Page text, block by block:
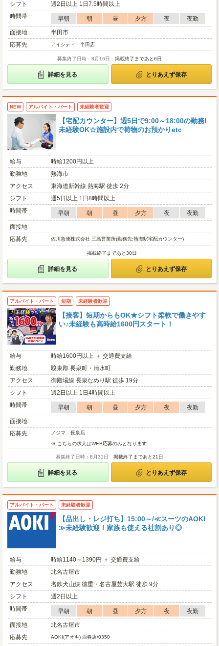
シフト
週2日以上 1日7.5時間以上
時間帯
早朝 朝 昼 夕方 夜
夜勤
面接地
半田市
応募先
アイシティ 半田店
募集終了日時：8月16日 掲載終了まであと6日
詳細を見る とりあえず保存
NEW アルバイト・パート 未経験者歓迎
【宅配カウンター】週5日で9:00～18:00の勤務!
未経験OK☆施設内で荷物のお預かりetc
給与
時給1200円以上
勤務地
熱海市
アクセス
東海道新幹線 熱海駅 徒歩 2分
シフト
週5日以上 1日8時間以上
時間帯
早朝 朝 昼 夕方 夜
夜勤
面接地
応募先
佐川急便株式会社 三島営業所(勤務先:熱海駅宅配カウンター)
掲載終了まであと30日
詳細を見る とりあえず保存
アルバイト・パート 短期 未経験者歓迎
【接客】短期からもOK★シフト柔軟で働きやす
い♪未経験も高時給1600円スタート！
給与
時給1600円以上 ＋ 交通費支給
勤務地
駿東郡 長泉町・清水町
アクセス
御殿場線 長泉なめり駅 徒歩 19分
シフト
週2日以上 1日4時間以上
時間帯
早朝 朝 昼 夕方 夜
夜勤
面接地
応募先
ノジマ 長泉店
※ こちらの求人はWEB応募のみとなります
募集終了日時：8月31日 掲載終了まであと21日
詳細を見る とりあえず保存
アルバイト・パート 未経験者歓迎
【品出し・レジ打ち】15:00～/≪スーツのAOKI
≫未経験歓迎！家族も使える社割あり◎
給与
時給1140～1390円 ＋ 交通費支給
勤務地
北名古屋市
アクセス
名鉄犬山線 徳重・名古屋芸大駅 徒歩 9分
シフト
週2日以上
時間帯
早朝 朝 昼 夕方 夜
夜勤
面接地
北名古屋市
応募先
AOKI(アオキ) 西春店/0350